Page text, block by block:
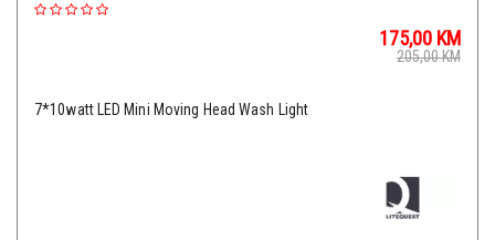
175,00 KM
205,00KM
7*10watt LED Mini Moving Head Wash Light